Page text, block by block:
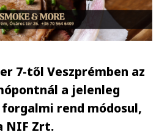
7-től Veszprémben az
a jelenleg
rend módosul,
NIF Zrt.